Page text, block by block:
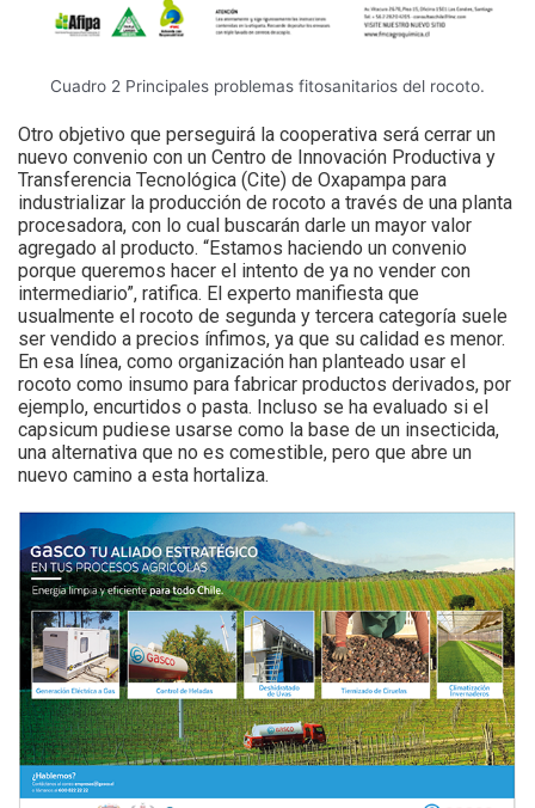
Cuadro 2 Principales problemas fitosanitarios del rocoto.
Otro objetivo que perseguirá la cooperativa será cerrar un
nuevo convenio con un Centro de Innovación Productiva y
Transferencia Tecnológica (Cite) de Oxapampa para
industrializar la producción de rocoto a través de una planta
procesadora, con lo cual buscarán darle un mayor valor
agregado al producto. “Estamos haciendo un convenio
porque queremos hacer el intento de ya no vender con
intermediario”, ratifica. El experto manifiesta que
usualmente el rocoto de segunda y tercera categoría suele
ser vendido a precios ínfimos, ya que su calidad es menor.
En esa línea, como organización han planteado usar el
rocoto como insumo para fabricar productos derivados, por
ejemplo, encurtidos o pasta. Incluso se ha evaluado si el
capsicum pudiese usarse como la base de un insecticida,
una alternativa que no es comestible, pero que abre un
nuevo camino a esta hortaliza.